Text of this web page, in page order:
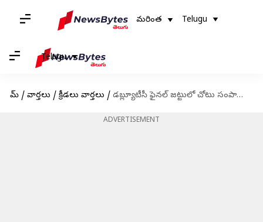
మరింత Telugu
Telugu
హోమ్ / వార్తలు / క్రీడలు వార్తలు / డబ్ల్యూటీసీ ఫైనల్ జట్టులో చోటు సంపాదించుకున్న అంజిక్యా రహానే
ADVERTISEMENT